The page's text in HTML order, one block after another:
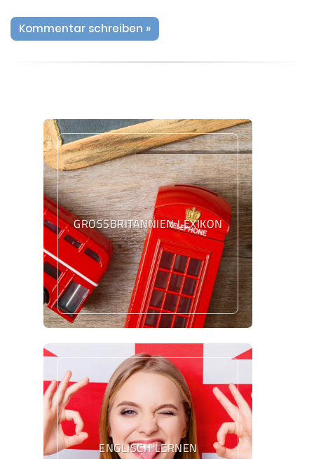
Kommentar schreiben »
GROSSBRITANNIEN LEXIKON
ENGLISCH LERNEN